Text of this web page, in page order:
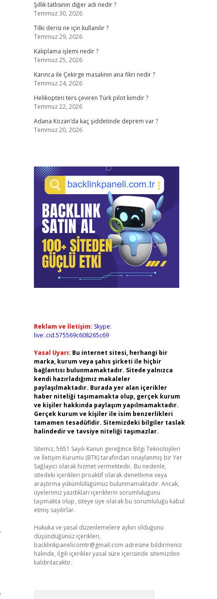
Şıllık tatlısının diğer adı nedir ?
Temmuz 30, 2026
Tilki derisi ne için kullanılır ?
Temmuz 29, 2026
Kalıplama işlemi nedir ?
Temmuz 25, 2026
Karınca ile Çekirge masalının ana fikri nedir ?
Temmuz 24, 2026
Helikopteri ters çeviren Türk pilot kimdir ?
Temmuz 22, 2026
Adana Kozan’da kaç şiddetinde deprem var ?
Temmuz 20, 2026
Reklam ve İletişim: Skype:
live:.cid.575569c608265c69
Yasal Uyarı: Bu internet sitesi, herhangi bir
marka, kurum veya şahıs şirketi ile hiçbir
bağlantısı bulunmamaktadır. Sitede yalnızca
kendi hazırladığımız makaleler
paylaşılmaktadır. Burada yer alan içerikler
haber niteliği taşımamakta olup, gerçek kurum
ve kişiler hakkında paylaşım yapılmamaktadır.
Gerçek kurum ve kişiler ile isim benzerlikleri
tamamen tesadüfidir. Sitemizdeki bilgiler taslak
halindedir ve tavsiye niteliği taşımazlar.
Sitemiz, 5651 Sayılı Kanun gereğince Bilgi Teknolojileri
ve İletişim Kurumu (BTK) tarafından onaylanmış bir Yer
Sağlayıcı olarak hizmet vermektedir. Bu nedenle,
sitedeki içerikleri proaktif olarak denetleme veya
araştırma yükümlülüğümüz bulunmamaktadır. Ancak,
üyelerimiz yazdıkları içeriklerin sorumluluğunu
taşımakta olup, siteye üye olarak bu sorumluluğu kabul
etmiş sayılırlar.
Hukuka ve yasal düzenlemelere aykırı olduğunu
düşündüğünüz içerikleri,
backlinkpanelicomtr@gmail.com adresine bildirmeniz
halinde, ilgili içerikler yasal süre içerisinde sitemizden
kaldırılacaktır.